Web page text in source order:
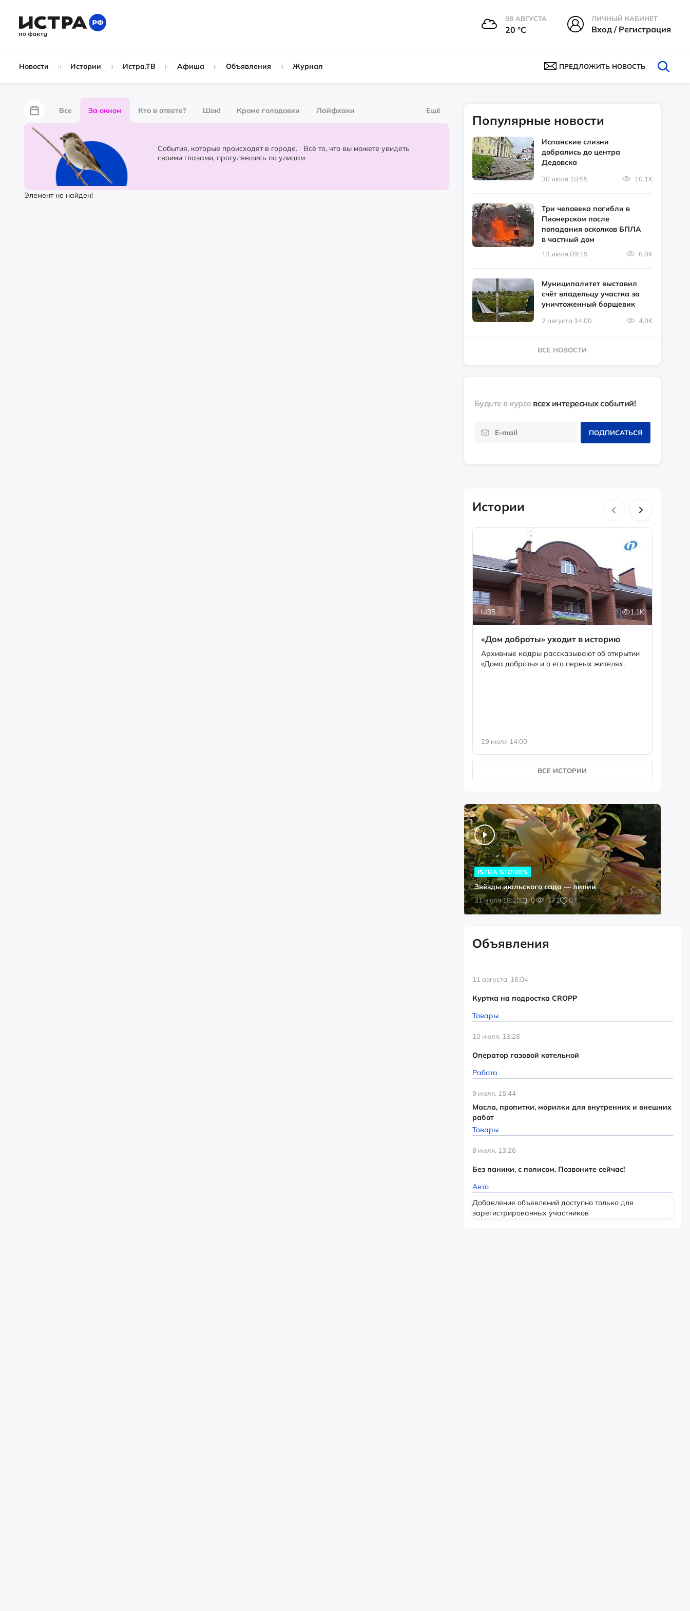
08 АВГУСТА
20 °С
ЛИЧНЫЙ КАБИНЕТ
Вход / Регистрация
Новости Истории Истра.ТВ Афиша Объявления Журнал ПРЕДЛОЖИТЬ НОВОСТЬ
Все За окном Кто в ответе? Шок! Кроме голодовки Лайфхаки
За забором
Партнёрский материал Народные новости Слухи
Ещё
События, которые происходят в городе. Всё то, что вы можете увидеть
своими глазами, прогулявшись по улицам
Элемент не найден!
Популярные новости
Испанские слизни
добрались до центра
Дедовска
30 июля 10:55 10.1K
Три человека погибли в
Пионерском после
попадания осколков БПЛА
в частный дом
13 июля 09:19 6.8K
Муниципалитет выставил
счёт владельцу участка за
уничтоженный борщевик
2 августа 14:00 4.0K
ВСЕ НОВОСТИ
Будьте в курсе всех интересных событий!
ПОДПИСАТЬСЯ
Истории
35 1.1K
«Дом доброты» уходит в историю
Архивные кадры рассказывают об открытии
«Дома доброты» и о его первых жителях.
29 июля 14:00
ВСЕ ИСТОРИИ
31 июля 18:20 0 172 0
ISTRA STORIES
Звёзды июльского сада — лилии
Объявления
11 августа, 16:04
Куртка на подростка CROPP
Товары
10 июля, 13:28
Оператор газовой котельной
Работа
9 июля, 15:44
Масла, пропитки, морилки для внутренних и внешних
работ
Товары
8 июля, 13:26
Без паники, с полисом. Позвоните сейчас!
Авто
Добавление объявлений доступно только для
зарегистрированных участников